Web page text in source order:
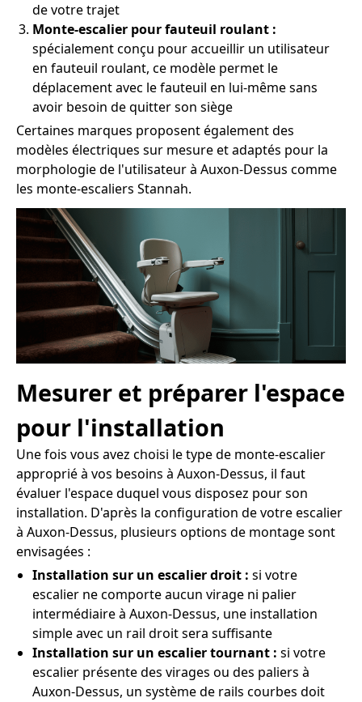
de votre trajet
Monte-escalier pour fauteuil roulant :
spécialement conçu pour accueillir un utilisateur
en fauteuil roulant, ce modèle permet le
déplacement avec le fauteuil en lui-même sans
avoir besoin de quitter son siège
Certaines marques proposent également des
modèles électriques sur mesure et adaptés pour la
morphologie de l'utilisateur à Auxon-Dessus comme
les monte-escaliers Stannah.
Mesurer et préparer l'espace
pour l'installation
Une fois vous avez choisi le type de monte-escalier
approprié à vos besoins à Auxon-Dessus, il faut
évaluer l'espace duquel vous disposez pour son
installation. D'après la configuration de votre escalier
à Auxon-Dessus, plusieurs options de montage sont
envisagées :
Installation sur un escalier droit : si votre
escalier ne comporte aucun virage ni palier
intermédiaire à Auxon-Dessus, une installation
simple avec un rail droit sera suffisante
Installation sur un escalier tournant : si votre
escalier présente des virages ou des paliers à
Auxon-Dessus, un système de rails courbes doit